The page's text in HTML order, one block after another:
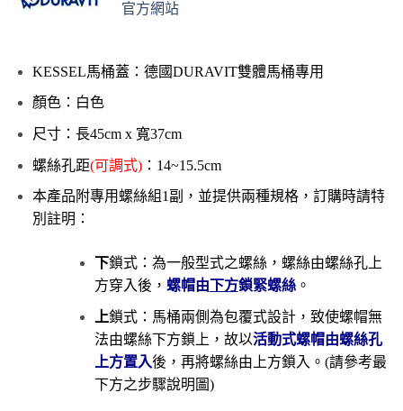
官方網站
KESSEL馬桶蓋：德國DURAVIT雙體馬桶專用
顏色：白色
尺寸：長45cm x 寬37cm
螺絲孔距(可調式)：14~15.5cm
本產品附專用螺絲組1副，並提供兩種規格，訂購時請特
別註明：
下鎖式：為一般型式之螺絲，螺絲由螺絲孔上
方穿入後， 螺帽由下方鎖緊螺絲。
上鎖式：馬桶兩側為包覆式設計，致使螺帽無
法由螺絲下方鎖上，故以活動式螺帽由螺絲孔
上方置入後，再將螺絲由上方鎖入。(請參考最
下方之步驟說明圖)